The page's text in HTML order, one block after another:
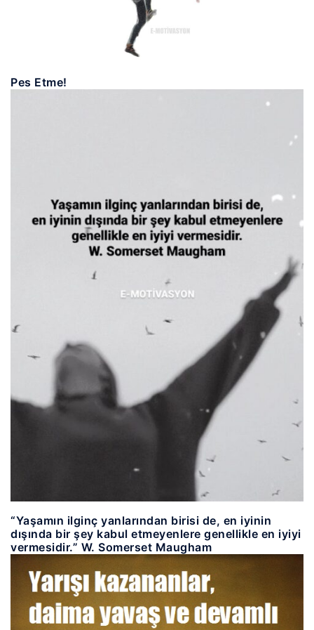
Pes Etme!
“Yaşamın ilginç yanlarından birisi de, en iyinin
dışında bir şey kabul etmeyenlere genellikle en iyiyi
vermesidir.” W. Somerset Maugham